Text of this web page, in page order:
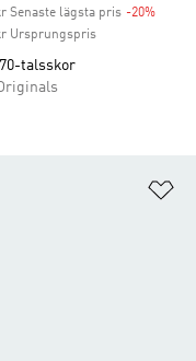
Senaste lägsta pris -20%
Ursprungspris
talsskor